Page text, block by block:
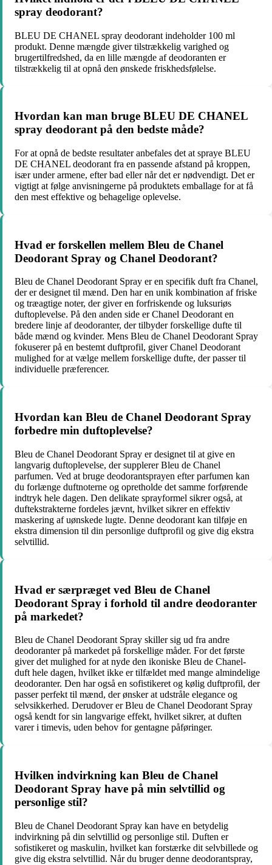
spray deodorant?
BLEU DE CHANEL spray deodorant indeholder 100 ml
produkt. Denne mængde giver tilstrækkelig varighed og
brugertilfredshed, da en lille mængde af deodoranten er
tilstrækkelig til at opnå den ønskede friskhedsfølelse.
Hvordan kan man bruge BLEU DE CHANEL
spray deodorant på den bedste måde?
For at opnå de bedste resultater anbefales det at spraye BLEU
DE CHANEL deodorant fra en passende afstand på kroppen,
især under armene, efter bad eller når det er nødvendigt. Det er
vigtigt at følge anvisningerne på produktets emballage for at få
den mest effektive og behagelige oplevelse.
Hvad er forskellen mellem Bleu de Chanel
Deodorant Spray og Chanel Deodorant?
Bleu de Chanel Deodorant Spray er en specifik duft fra Chanel,
der er designet til mænd. Den har en unik kombination af friske
og træagtige noter, der giver en forfriskende og luksuriøs
duftoplevelse. På den anden side er Chanel Deodorant en
bredere linje af deodoranter, der tilbyder forskellige dufte til
både mænd og kvinder. Mens Bleu de Chanel Deodorant Spray
fokuserer på en bestemt duftprofil, giver Chanel Deodorant
mulighed for at vælge mellem forskellige dufte, der passer til
individuelle præferencer.
Hvordan kan Bleu de Chanel Deodorant Spray
forbedre min duftoplevelse?
Bleu de Chanel Deodorant Spray er designet til at give en
langvarig duftoplevelse, der supplerer Bleu de Chanel
parfumen. Ved at bruge deodorantsprayen efter parfumen kan
du forlænge duftnoterne og opretholde det samme forførende
indtryk hele dagen. Den delikate sprayformel sikrer også, at
duftekstrakterne fordeles jævnt, hvilket sikrer en effektiv
maskering af uønskede lugte. Denne deodorant kan tilføje en
ekstra dimension til din personlige duftprofil og give dig ekstra
selvtillid.
Hvad er særpræget ved Bleu de Chanel
Deodorant Spray i forhold til andre deodoranter
på markedet?
Bleu de Chanel Deodorant Spray skiller sig ud fra andre
deodoranter på markedet på forskellige måder. For det første
giver det mulighed for at nyde den ikoniske Bleu de Chanel-
duft hele dagen, hvilket ikke er tilfældet med mange almindelige
deodoranter. Den har også en sofistikeret og kølig duftprofil, der
passer perfekt til mænd, der ønsker at udstråle elegance og
selvsikkerhed. Derudover er Bleu de Chanel Deodorant Spray
også kendt for sin langvarige effekt, hvilket sikrer, at duften
varer i timevis, uden behov for gentagne påføringer.
Hvilken indvirkning kan Bleu de Chanel
Deodorant Spray have på min selvtillid og
personlige stil?
Bleu de Chanel Deodorant Spray kan have en betydelig
indvirkning på din selvtillid og personlige stil. Duften er
sofistikeret og maskulin, hvilket kan forstærke dit selvbillede og
give dig ekstra selvtillid. Når du bruger denne deodorantspray,